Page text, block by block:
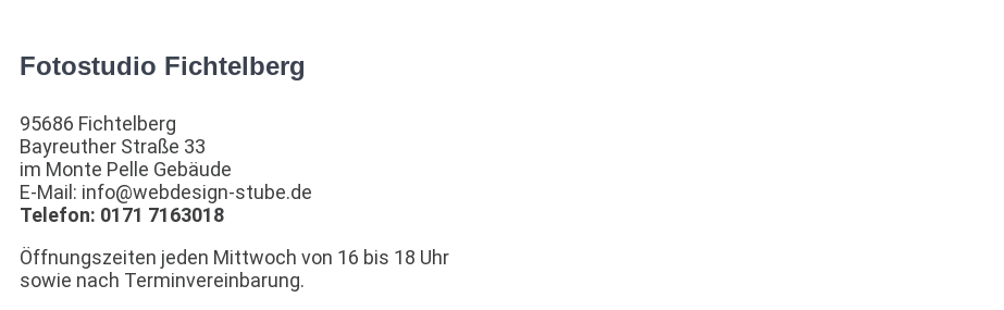
Fotostudio Fichtelberg
95686 Fichtelberg
Bayreuther Straße 33
im Monte Pelle Gebäude
E-Mail: info@webdesign-stube.de
Telefon: 0171 7163018
Öffnungszeiten jeden Mittwoch von 16 bis 18 Uhr
sowie nach Terminvereinbarung.